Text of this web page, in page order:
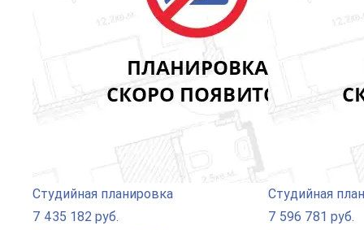
Студийная планировка
7 435 182 руб.
Студийная
7 596 781 руб.